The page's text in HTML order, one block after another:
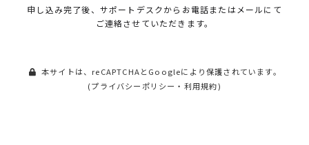
申し込み完了後、サポートデスクから お電話またはメールにて
ご連絡させていただきます。
本サイトは、reCAPTCHAとGoogleにより保護されています。
(プライバシーポリシー ・ 利用規約)